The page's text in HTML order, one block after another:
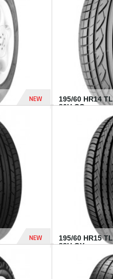
NEW
195/60 HR14 TL
86H CO...
NEW
195/60 HR15 TL
88H GY...